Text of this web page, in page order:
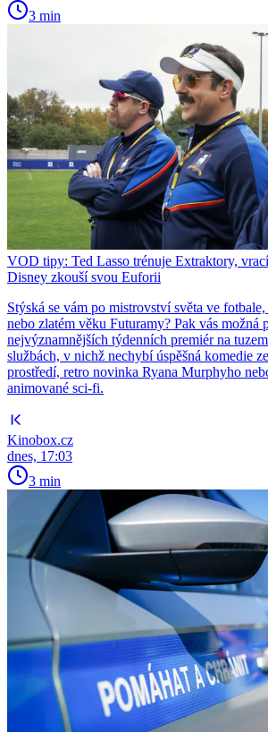
3 min
VOD tipy: Ted Lasso trénuje Extraktory,
Disney zkouší svou Euforii
Stýská se vám po mistrovství světa ve
nebo zlatém věku Futuramy? Pak vás možná
nejvýznamnějších týdenních premiér na
službách, v nichž nechybí úspěšná komedie
prostředí, retro novinka Ryana Murphyho
animované sci-fi.
Kinobox.cz
dnes, 17:03
3 min